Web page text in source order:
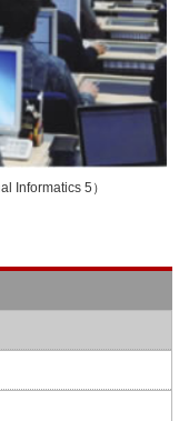
Informatics 5）